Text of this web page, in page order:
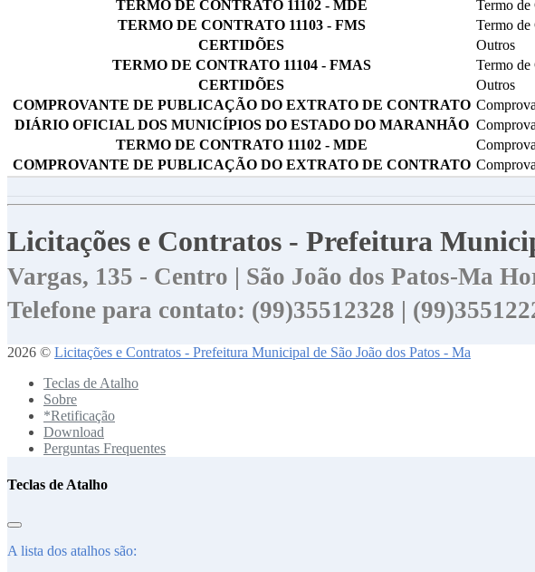
TERMO DE CONTRATO 11102 - MDE
Termo de
TERMO DE CONTRATO 11103 - FMS
Termo de
CERTIDÕES
Outros
TERMO DE CONTRATO 11104 - FMAS
Termo de
CERTIDÕES
Outros
COMPROVANTE DE PUBLICAÇÃO DO EXTRATO DE CONTRATO
DIÁRIO OFICIAL DOS MUNICÍPIOS DO ESTADO DO MARANHÃO
TERMO DE CONTRATO 11102 - MDE
COMPROVANTE DE PUBLICAÇÃO DO EXTRATO DE CONTRATO
Licitações e Contratos - Prefeitura
Vargas, 135 - Centro | São João dos Patos-Ma
Telefone para contato: (99)35512328 |
2026 © Licitações e Contratos - Prefeitura Municipal de São João dos Patos - Ma
Teclas de Atalho
Sobre
*Retificação
Download
Perguntas Frequentes
Teclas de Atalho
A lista dos atalhos são: